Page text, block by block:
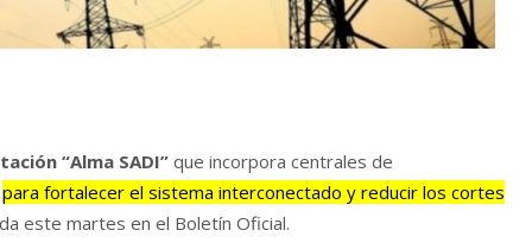
“Alma SADI” que incorpora centrales de
para fortalecer el sistema interconectado y reducir los cortes
este martes en el Boletín Oficial.